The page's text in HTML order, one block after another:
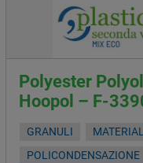
Polyester
Hoopol – F-
GRANULI
POLICONDENSAZIONE